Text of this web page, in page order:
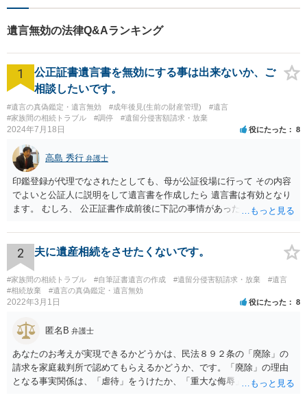
遺言無効の法律Q&Aランキング
1
公正証書遺言書を無効にする事は出来ないか、ご
相談したいです。
#遺言の真偽鑑定・遺言無効 #成年後見(生前の財産管理)
#遺言
#家族間の相続トラブル
#調停 #遺留分侵害額請求・放棄
2024年7月18日 役にたった 8
高島 秀行 弁護士
印鑑登録が代理でなされたとしても、母が公証役場に行って その内容
でよいと公証人に説明をして遺言書を作成したら 遺言書は有効となり
ます。 むしろ、 公正証書作成前後に下記の事情があったことが証明で
月に携帯が新しくなった母からの第一声は「ここにいたら殺される」
「面会に来てくれ」で、長男に聞くと「面会は出来ない。俺は携帯電
話の使い方を教える為に会っている」「母の話は聞かなくて良い」と
電話が切れました。その後の電話でも「食事に毒が入っている」「体
にチップが埋められている」等、おかしかったです。 当時の診療記
録、介護認定の資料、介護記録を取得して 弁護士に面談で相談された
2 夫に遺産相続をさせたくないです。
#家族間の相続トラブル #自筆証書遺言の作成 #遺留分侵害額請求・放棄
#遺言
#相続放棄
#遺言の真偽鑑定・遺言無効
2022年3月1日 役にたった 8
匿名B 弁護士
あなたのお考えが実現できるかどうかは、民法８９２条の「廃除」の
請求を家庭裁判所で認めてもらえるかどうか、です。「廃除」の理由
となる事実関係は、「虐待」をうけたか、「重大な侮辱」を受けた